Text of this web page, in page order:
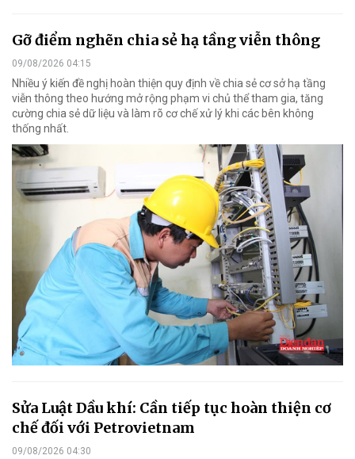
Gỡ điểm nghẽn chia sẻ hạ tầng viễn thông
09/08/2026 04:15
Nhiều ý kiến đề nghị hoàn thiện quy định về chia sẻ cơ sở hạ tầng
viễn thông theo hướng mở rộng phạm vi chủ thể tham gia, tăng
cường chia sẻ dữ liệu và làm rõ cơ chế xử lý khi các bên không
thống nhất.
Sửa Luật Dầu khí: Cần tiếp tục hoàn thiện cơ
chế đối với Petrovietnam
09/08/2026 04:30